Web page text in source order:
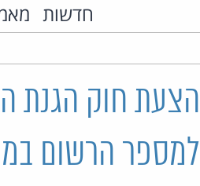
חדשות
הצעת חוק הגנת
למספר הרשום